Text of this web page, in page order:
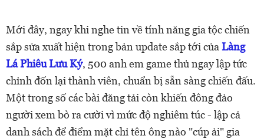
Mới đây, ngay khi nghe tin về tính năng gia tộc chiến
sắp sửa xuất hiện trong bản update sắp tới của Làng
Lá Phiêu Lưu Ký, 500 anh em game thủ ngay lập tức
chỉnh đốn lại thành viên, chuẩn bị sẵn sàng chiến đấu.
Một trong số các bài đăng tải còn khiến đông đảo
người xem bò ra cười vì mức độ nghiêm túc - lập cả
danh sách để điểm mặt chỉ tên ông nào "cúp ải" gia